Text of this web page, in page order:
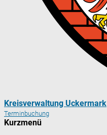
Kreisverwaltung Uckermark
Terminbuchung
Kurzmenü